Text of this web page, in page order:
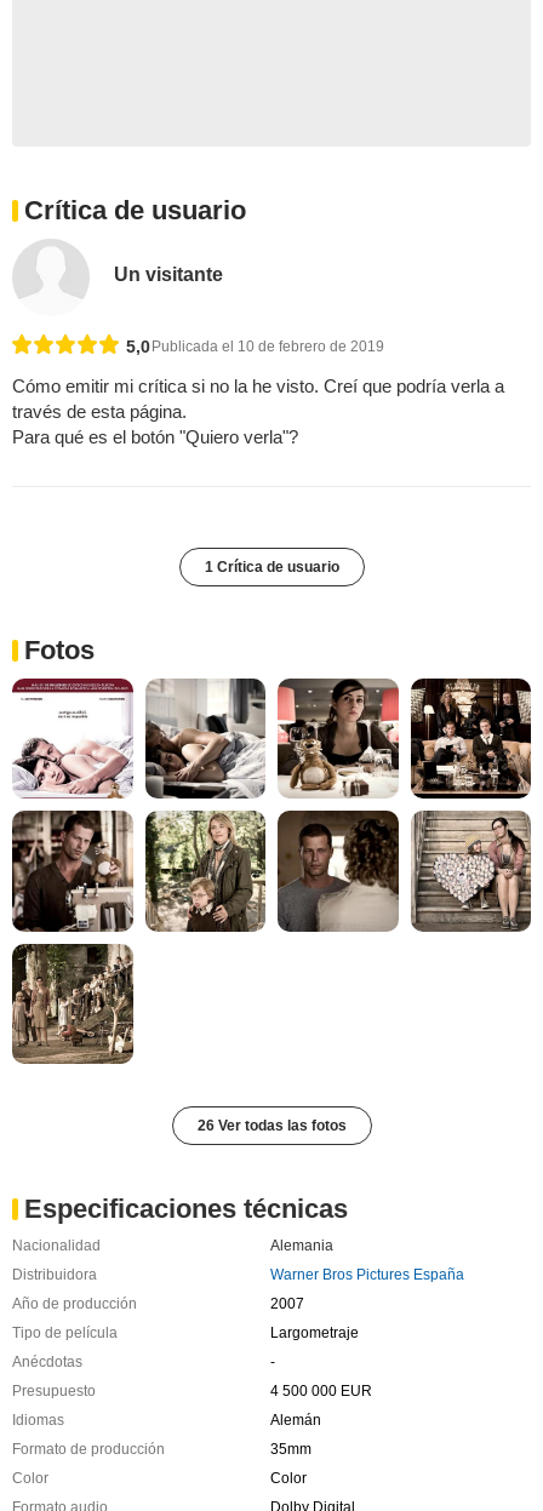
Crítica de usuario
Un visitante
5,0Publicada el 10 de febrero de 2019
Cómo emitir mi crítica si no la he visto. Creí que podría verla a
través de esta página.
Para qué es el botón "Quiero verla"?
1 Crítica de usuario
Fotos
26 Ver todas las fotos
Especificaciones técnicas
Nacionalidad
Alemania
Distribuidora
Warner Bros Pictures España
Año de producción
2007
Tipo de película
Largometraje
Anécdotas
-
Presupuesto
4 500 000 EUR
Idiomas
Alemán
Formato de producción
35mm
Color
Color